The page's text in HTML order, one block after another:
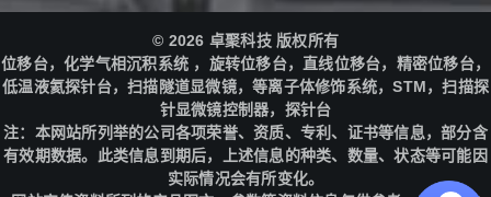
© 2026 卓聚科技 版权所有
位移台，化学气相沉积系统 ，旋转位移台，直线位移台，精密位移台，
低温液氦探针台，扫描隧道显微镜，等离子体修饰系统，STM，扫描探
针显微镜控制器，探针台
注：本网站所列举的公司各项荣誉、资质、专利、证书等信息，部分含
有效期数据。此类信息到期后，上述信息的种类、数量、状态等可能因
实际情况会有所变化。